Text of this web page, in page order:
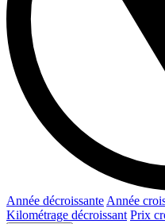
Année décroissante Année
Kilométrage décroissant Prix